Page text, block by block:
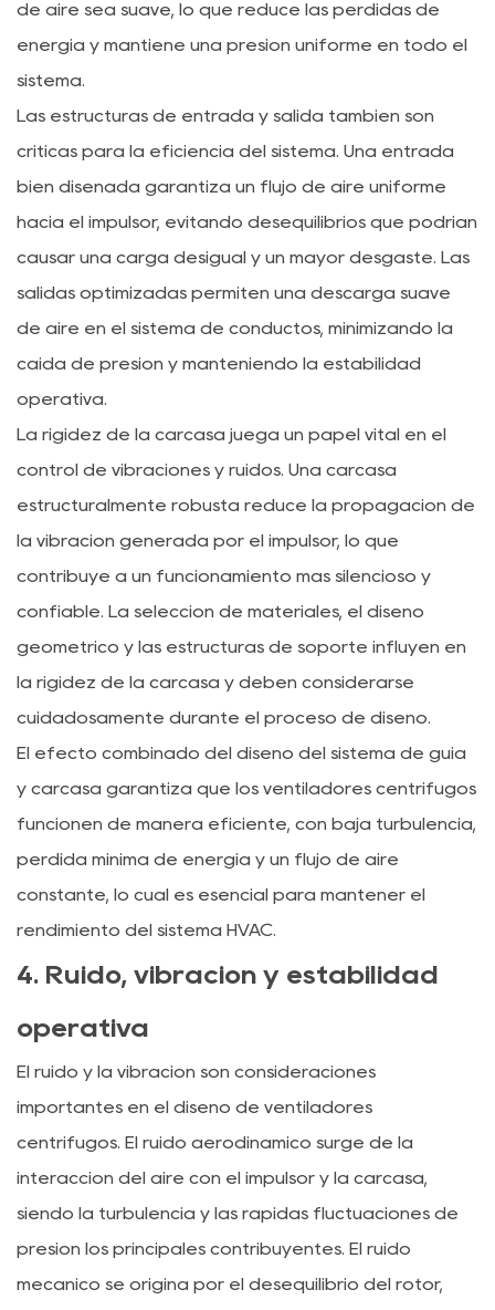
de aire sea suave, lo que reduce las pérdidas de
energía y mantiene una presión uniforme en todo el
sistema.
Las estructuras de entrada y salida también son
críticas para la eficiencia del sistema. Una entrada
bien diseñada garantiza un flujo de aire uniforme
hacia el impulsor, evitando desequilibrios que podrían
causar una carga desigual y un mayor desgaste. Las
salidas optimizadas permiten una descarga suave
de aire en el sistema de conductos, minimizando la
caída de presión y manteniendo la estabilidad
operativa.
La rigidez de la carcasa juega un papel vital en el
control de vibraciones y ruidos. Una carcasa
estructuralmente robusta reduce la propagación de
la vibración generada por el impulsor, lo que
contribuye a un funcionamiento más silencioso y
confiable. La selección de materiales, el diseño
geométrico y las estructuras de soporte influyen en
la rigidez de la carcasa y deben considerarse
cuidadosamente durante el proceso de diseño.
El efecto combinado del diseño del sistema de guía
y carcasa garantiza que los ventiladores centrífugos
funcionen de manera eficiente, con baja turbulencia,
pérdida mínima de energía y un flujo de aire
constante, lo cual es esencial para mantener el
rendimiento del sistema HVAC.
4. Ruido, vibración y estabilidad
operativa
El ruido y la vibración son consideraciones
importantes en el diseño de ventiladores
centrífugos. El ruido aerodinámico surge de la
interacción del aire con el impulsor y la carcasa,
siendo la turbulencia y las rápidas fluctuaciones de
presión los principales contribuyentes. El ruido
mecánico se origina por el desequilibrio del rotor,